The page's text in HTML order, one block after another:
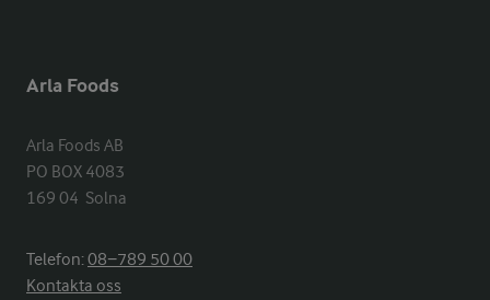
Arla Foods
Arla Foods AB
PO BOX 4083
169 04  Solna
Telefon:08−789 50 00
Kontakta oss